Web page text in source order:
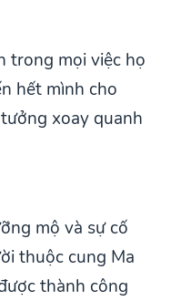
trong mọi việc họ
hết mình cho
xoay quanh
mộ và sự cố
thuộc cung Ma
thành công